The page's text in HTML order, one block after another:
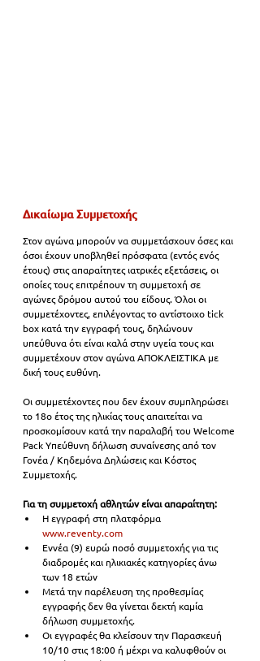
Δικαίωμα Συμμετοχής
Στον αγώνα μπορούν να συμμετάσχουν όσες και
όσοι έχουν υποβληθεί πρόσφατα (εντός ενός
έτους) στις απαραίτητες ιατρικές εξετάσεις, οι
οποίες τους επιτρέπουν τη συμμετοχή σε
αγώνες δρόμου αυτού του είδους. Όλοι οι
συμμετέχοντες, επιλέγοντας το αντίστοιχο tick
box κατά την εγγραφή τους, δηλώνουν
υπεύθυνα ότι είναι καλά στην υγεία τους και
συμμετέχουν στον αγώνα ΑΠΟΚΛΕΙΣΤΙΚΑ με
δική τους ευθύνη.
Οι συμμετέχοντες που δεν έχουν συμπληρώσει
το 18ο έτος της ηλικίας τους απαιτείται να
προσκομίσουν κατά την παραλαβή του Welcome
Pack Υπεύθυνη δήλωση συναίνεσης από τον
Γονέα / Κηδεμόνα Δηλώσεις και Κόστος
Συμμετοχής.
Για τη συμμετοχή αθλητών είναι απαραίτητη:
Η εγγραφή στη πλατφόρμα
www.reventy.com
Εννέα (9) ευρώ ποσό συμμετοχής για τις
διαδρομές και ηλικιακές κατηγορίες άνω
των 18 ετών
Μετά την παρέλευση της προθεσμίας
εγγραφής δεν θα γίνεται δεκτή καμία
δήλωση συμμετοχής.
Οι εγγραφές θα κλείσουν την Παρασκευή
10/10 στις 18:00 ή μέχρι να καλυφθούν οι